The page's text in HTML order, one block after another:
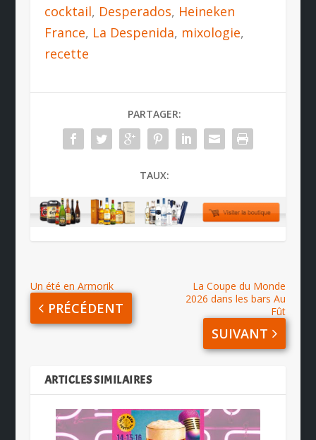
cocktail, Desperados, Heineken
France, La Despenida, mixologie,
recette
PARTAGER:
TAUX:
Un été en Armorik
PRÉCÉDENT
La Coupe du Monde
2026 dans les bars Au
Fût
SUIVANT
ARTICLES SIMILAIRES